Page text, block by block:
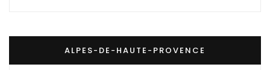
ALPES-DE-HAUTE-PROVENCE